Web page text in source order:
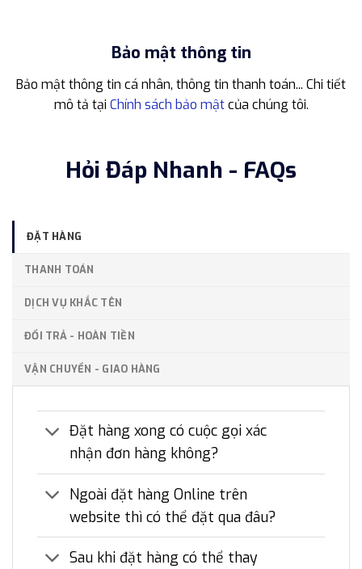
Bảo mật thông tin
Bảo mật thông tin cá nhân, thông tin thanh toán... Chi tiết
mô tả tại Chính sách bảo mậtcủa chúng tôi.
Hỏi Đáp Nhanh - FAQs
ĐẶT HÀNG
THANH TOÁN
DỊCH VỤ KHẮC TÊN
ĐỔI TRẢ - HOÀN TIỀN
VẬN CHUYỂN - GIAO HÀNG
Đặt hàng xong có cuộc gọi xác
nhận đơn hàng không?
Ngoài đặt hàng Online trên
website thì có thể đặt qua đâu?
Sau khi đặt hàng có thể thay